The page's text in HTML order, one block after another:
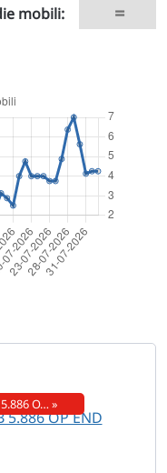
mobili: =
O… »